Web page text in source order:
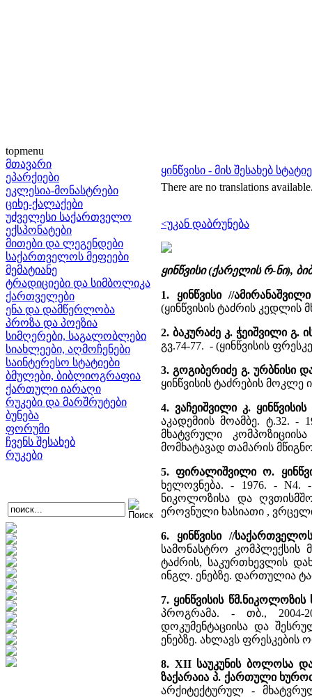
topmenu
მთავარი
ეპარქიები
ეკლესია-მონასტრები
ციხე-ქალაქები
უძველესი საქართველო
ექსპონატები
მითები და ლეგენდები
საქართველოს მეფეები
მემატიანე
ტრადიციები და სიმბოლიკა
ქართველები
ენა და დამწერლობა
პროზა და პოეზია
სიმღერები, საგალობლები
სიახლეები, აღმოჩენები
საინტერესო სტატიები
ბმულები, ბიბლიოგრაფია
ქართული იარაღი
რუკები და მარშრუტები
ბუნება
ფორუმი
ჩვენს შესახებ
რუკები
ყინწვისი - მის შესახებ
There are no translations
<უკან დაბრუნება
ყინწვისი (ქარელის რ-ნი),
1. ყინწვისი //
(ყინწვისის ტაძრის კედლის
2. ბაკურაძე კ. ჭეიშვილი გ.
გვ.74-77. - (ყინწვისის
3. გოგიბერიძე გ. ურბნისი
ყინწვისის ტაძრების მოკლე
4. ვაჩეიშვილი კ.
აკადემიის მოამბე. ტ.32. -
მხატვრული
მომხატავად თამარის
5. ფირალიშვილი ო.
ხელოვნება. - 1976. - N4.
ნიკოლოზისა და
ეროვნული ხასიათი ,
6. ყინწვისი //
სამონასტრო კომპლექსის
ტაძრის, საკურთხევლის
ინგლ. ენებზე. დართულია
7. ყინწვისის
პროგრამა. - თბ., 2004-
დოკუმენტაციისა და
ენებზე. ახლავს
8. XII საუკუნის ბოლოსა
ზაქარაია პ. ქართული
არქიტექტურულ -